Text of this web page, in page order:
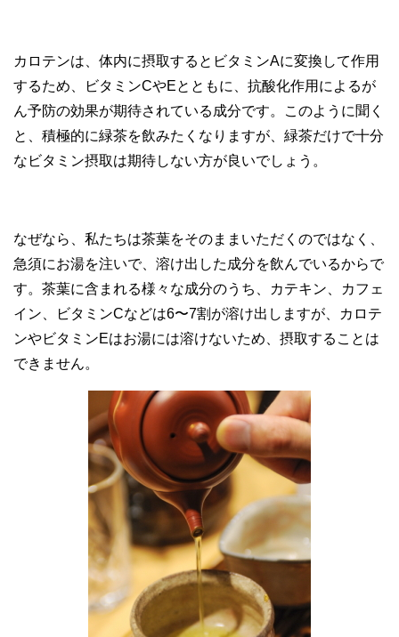
カロテンは、体内に摂取するとビタミンAに変換して作用
するため、ビタミンCやEとともに、抗酸化作用によるが
ん予防の効果が期待されている成分です。このように聞く
と、積極的に緑茶を飲みたくなりますが、緑茶だけで十分
なビタミン摂取は期待しない方が良いでしょう。
なぜなら、私たちは茶葉をそのままいただくのではなく、
急須にお湯を注いで、溶け出した成分を飲んでいるからで
す。茶葉に含まれる様々な成分のうち、カテキン、カフェ
イン、ビタミンCなどは6〜7割が溶け出しますが、カロテ
ンやビタミンEはお湯には溶けないため、摂取することは
できません。